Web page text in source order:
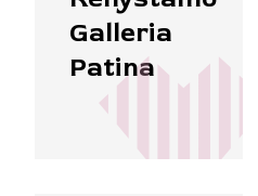
Galleria
Patina